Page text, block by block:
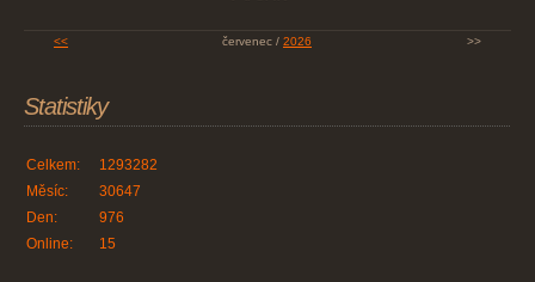
<< červenec / 2026 >>
Statistiky
Online: 15
Celkem:
1293282
Měsíc:
30647
Den:
976